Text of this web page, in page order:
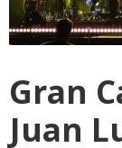
Gran
Juan